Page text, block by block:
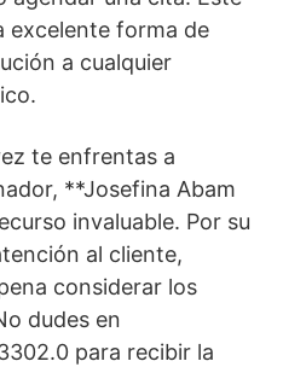
excelente forma de
a cualquier
te enfrentas a
**Josefina Abam
invaluable. Por su
al cliente,
considerar los
dudes en
para recibir la